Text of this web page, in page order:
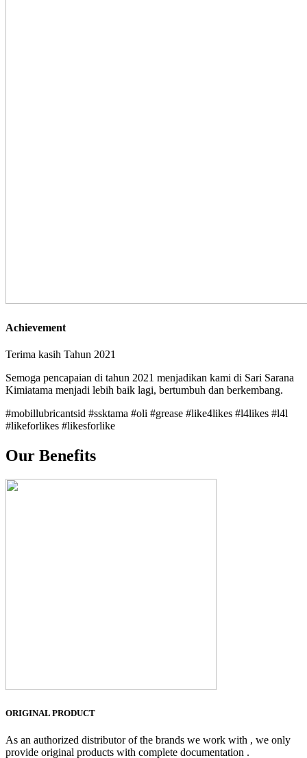
Achievement
Terima kasih Tahun 2021
Semoga pencapaian di tahun 2021 menjadikan kami di Sari Sarana
Kimiatama menjadi lebih baik lagi, bertumbuh dan berkembang.
#mobillubricantsid #ssktama #oli #grease #like4likes #l4likes #l4l
#likeforlikes #likesforlike
Our Benefits
ORIGINAL PRODUCT
As an authorized distributor of the brands we work with , we only
provide original products with complete documentation .